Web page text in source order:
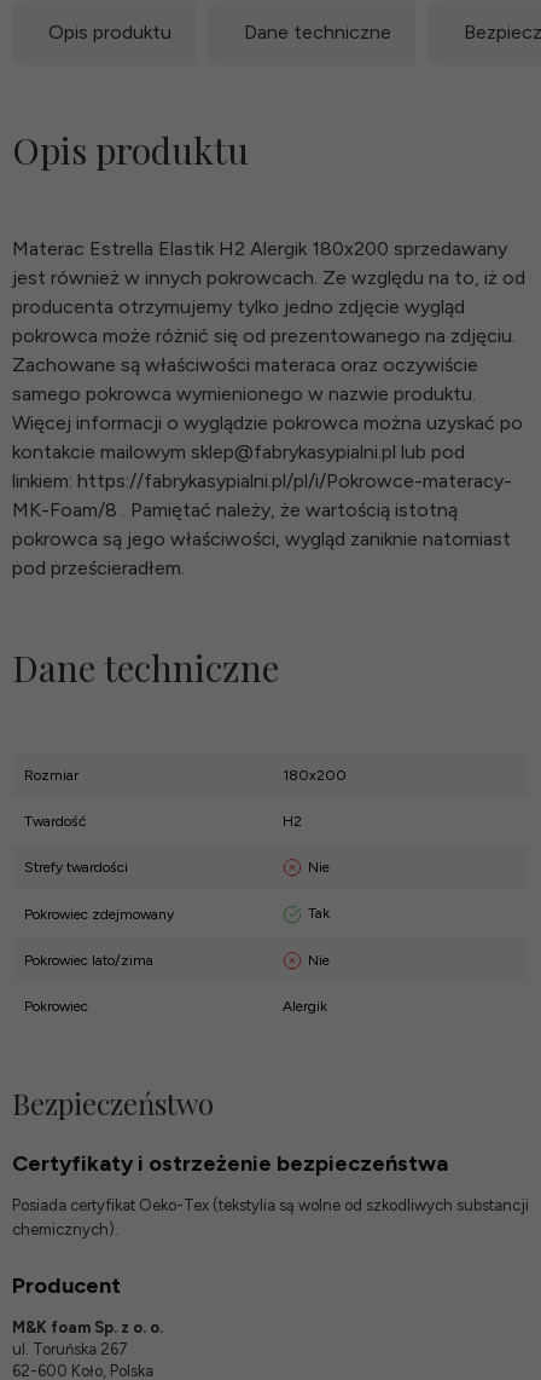
Opis produktu Dane techniczne
Opis produktu
Materac Estrella Elastik H2 Alergik 180x200 sprzedawany
jest również w innych pokrowcach. Ze względu na to, iż od
producenta otrzymujemy tylko jedno zdjęcie wygląd
pokrowca może różnić się od prezentowanego na zdjęciu.
Zachowane są właściwości materaca oraz oczywiście
samego pokrowca wymienionego w nazwie produktu.
Więcej informacji o wyglądzie pokrowca można uzyskać po
kontakcie mailowym sklep@fabrykasypialni.pl lub pod
linkiem: https://fabrykasypialni.pl/pl/i/Pokrowce-materacy-
MK-Foam/8 . Pamiętać należy, że wartością istotną
pokrowca są jego właściwości, wygląd zaniknie natomiast
pod prześcieradłem.
Dane techniczne
Rozmiar 180x200
Twardość H2
Strefy twardości Nie
Pokrowiec zdejmowany Tak
Pokrowiec lato/zima Nie
Pokrowiec Alergik
Bezpieczeństwo
Certyfikaty i ostrzeżenie bezpieczeństwa
Posiada certyfikat Oeko-Tex (tekstylia są wolne od szkodliwych substancji
chemicznych).
Producent
M&K foam Sp. z o. o.
ul. Toruńska 267
62-600 Koło, Polska